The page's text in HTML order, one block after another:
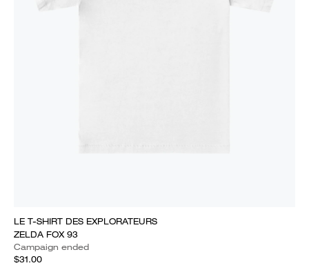
LE T-SHIRT DES EXPLORATEURS
ZELDA FOX 93
Campaign ended
$31.00